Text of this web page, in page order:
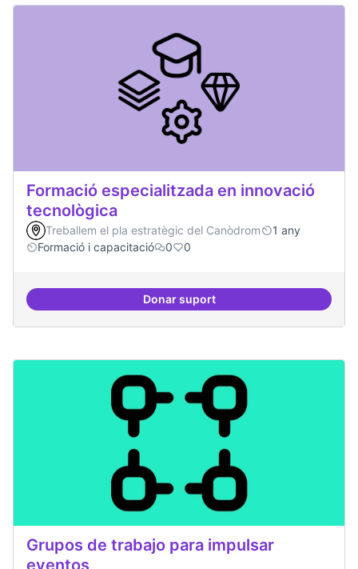
Formació especialitzada en innovació
tecnològica
Treballem el pla estratègic del Canòdrom
1 any
Formació i capacitació
0 0
Donar suportFormació especialitzada en
Grupos de trabajo para impulsar